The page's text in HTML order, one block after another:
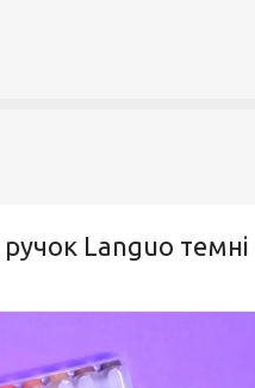
ручок Languo